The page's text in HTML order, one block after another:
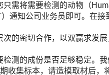
只需将需要检测的动物（
通知公司业务员即可。在
的密切合作，以双赢求发
测的成份是否足够稳定。
收集标本，请造模取材后